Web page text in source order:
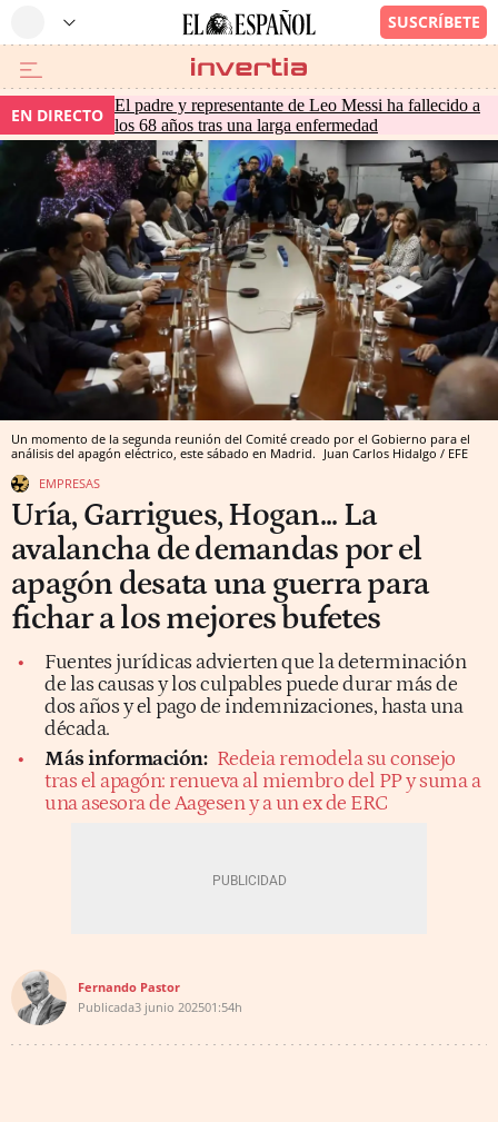
EN DIRECTO El padre y representante de Leo Messi ha fallecido a
los 68 años tras una larga enfermedad
Un momento de la segunda reunión del Comité creado por el Gobierno para el
análisis del apagón eléctrico, este sábado en Madrid. Juan Carlos Hidalgo / EFE
EMPRESAS
Uría, Garrigues, Hogan... La
avalancha de demandas por el
apagón desata una guerra para
fichar a los mejores bufetes
Fuentes jurídicas advierten que la determinación
de las causas y los culpables puede durar más de
dos años y el pago de indemnizaciones, hasta una
década.
Más información: Redeia remodela su consejo
tras el apagón: renueva al miembro del PP y suma a
una asesora de Aagesen y a un ex de ERC
Fernando Pastor
Publicada3 junio 202501:54h